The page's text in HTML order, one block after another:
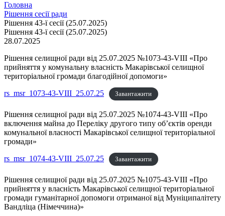
Головна
Рішення сесії ради
Рішення 43-ї сесії (25.07.2025)
Рішення 43-ї сесії (25.07.2025)
28.07.2025
Рішення селищної ради від 25.07.2025 №1073-43-VIII «Про
прийняття у комунальну власність Макарівської селищної
територіальної громади благодійної допомоги»
rs_msr_1073-43-VIII_25.07.25
Завантажити
Рішення селищної ради від 25.07.2025 №1074-43-VIII «Про
включення майна до Переліку другого типу об’єктів оренди
комунальної власності Макарівської селищної територіальної
громади»
rs_msr_1074-43-VIII_25.07.25
Завантажити
Рішення селищної ради від 25.07.2025 №1075-43-VIII «Про
прийняття у власність Макарівської селищної територіальної
громади гуманітарної допомоги отриманої від Муніципалітету
Вандліца (Німеччина)»